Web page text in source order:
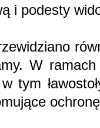
i podesty
W
tym